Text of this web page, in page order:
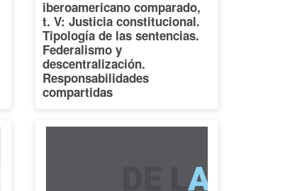
iberoamericano comparado,
t. V: Justicia constitucional.
Tipología de las sentencias.
Federalismo y
descentralización.
Responsabilidades
compartidas